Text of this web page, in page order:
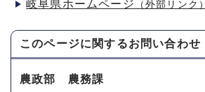
岐阜県ホームページ （外部リンク）
このページに関するお問い合わせ
農政部 農務課